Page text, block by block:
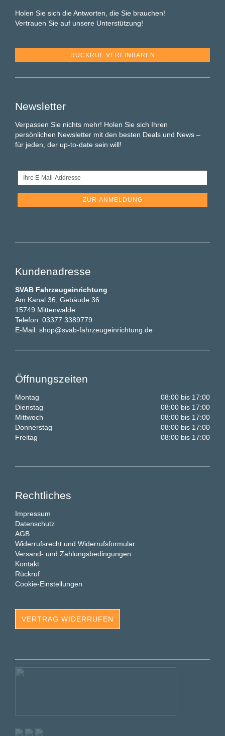
Holen Sie sich die Antworten, die Sie brauchen!
Vertrauen Sie auf unsere Unterstützung!
RÜCKRUF VEREINBAREN
Newsletter
Verpassen Sie nichts mehr! Holen Sie sich Ihren
persönlichen Newsletter mit den besten Deals und News –
für jeden, der up-to-date sein will!
Ihre
E-
Mail-
Kundenadresse
SVAB Fahrzeugeinrichtung
Am Kanal 36, Gebäude 36
15749 Mittenwalde
Telefon: 03377 3389779
E-Mail: shop@svab-fahrzeugeinrichtung.de
Öffnungszeiten
Montag
08:00 bis 17:00
Dienstag
08:00 bis 17:00
Mittwoch
08:00 bis 17:00
Donnerstag
08:00 bis 17:00
Freitag
08:00 bis 17:00
Rechtliches
Impressum
Datenschutz
AGB
Widerrufsrecht und Widerrufsformular
Versand- und Zahlungsbedingungen
Kontakt
Rückruf
Cookie-Einstellungen
VERTRAG WIDERRUFEN